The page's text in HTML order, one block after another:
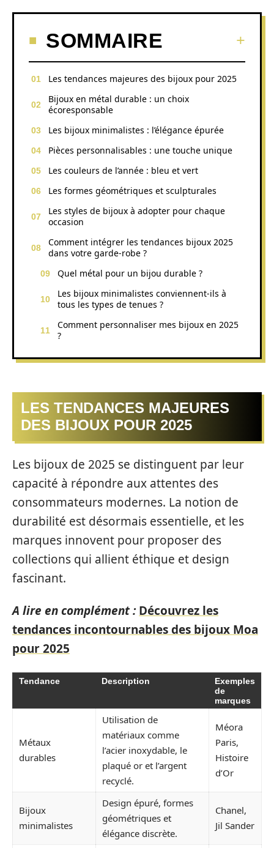
SOMMAIRE
Les tendances majeures des bijoux pour 2025
Bijoux en métal durable : un choix
écoresponsable
Les bijoux minimalistes : l’élégance épurée
Pièces personnalisables : une touche unique
Les couleurs de l’année : bleu et vert
Les formes géométriques et sculpturales
Les styles de bijoux à adopter pour chaque
occasion
Comment intégrer les tendances bijoux 2025
dans votre garde-robe ?
Quel métal pour un bijou durable ?
Les bijoux minimalistes conviennent-ils à
tous les types de tenues ?
Comment personnaliser mes bijoux en 2025
?
LES TENDANCES MAJEURES
DES BIJOUX POUR 2025
Les bijoux de 2025 se distinguent par leur
capacité à répondre aux attentes des
consommateurs modernes. La notion de
durabilité est désormais essentielle, et les
marques innovent pour proposer des
collections qui allient éthique et design
fascinant.
A lire en complément : Découvrez les
tendances incontournables des bijoux Moa
pour 2025
Tendance Description
Exemples
de
marques
Métaux
durables
Utilisation de
matériaux comme
l’acier inoxydable, le
plaqué or et l’argent
recyclé.
Méora
Paris,
Histoire
d’Or
Bijoux
minimalistes
Design épuré, formes
géométriques et
élégance discrète.
Chanel,
Jil Sander